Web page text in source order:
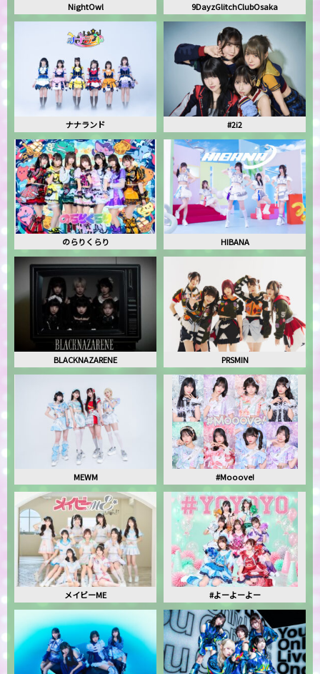
NightOwl 9DayzGlitchClubOsaka
ナナランド #2i2
のらりくらり HIBANA
BLACKNAZARENE PRSMIN
MEWM #Mooove!
メイビーME #よーよーよー